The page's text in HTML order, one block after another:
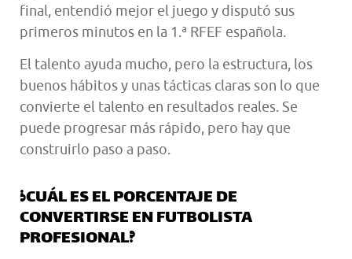
final, entendió mejor el juego y disputó sus
primeros minutos en la 1.ª RFEF española.
El talento ayuda mucho, pero la estructura, los
buenos hábitos y unas tácticas claras son lo que
convierte el talento en resultados reales. Se
puede progresar más rápido, pero hay que
construirlo paso a paso.
¿CUÁL ES EL PORCENTAJE DE
CONVERTIRSE EN FUTBOLISTA
PROFESIONAL?